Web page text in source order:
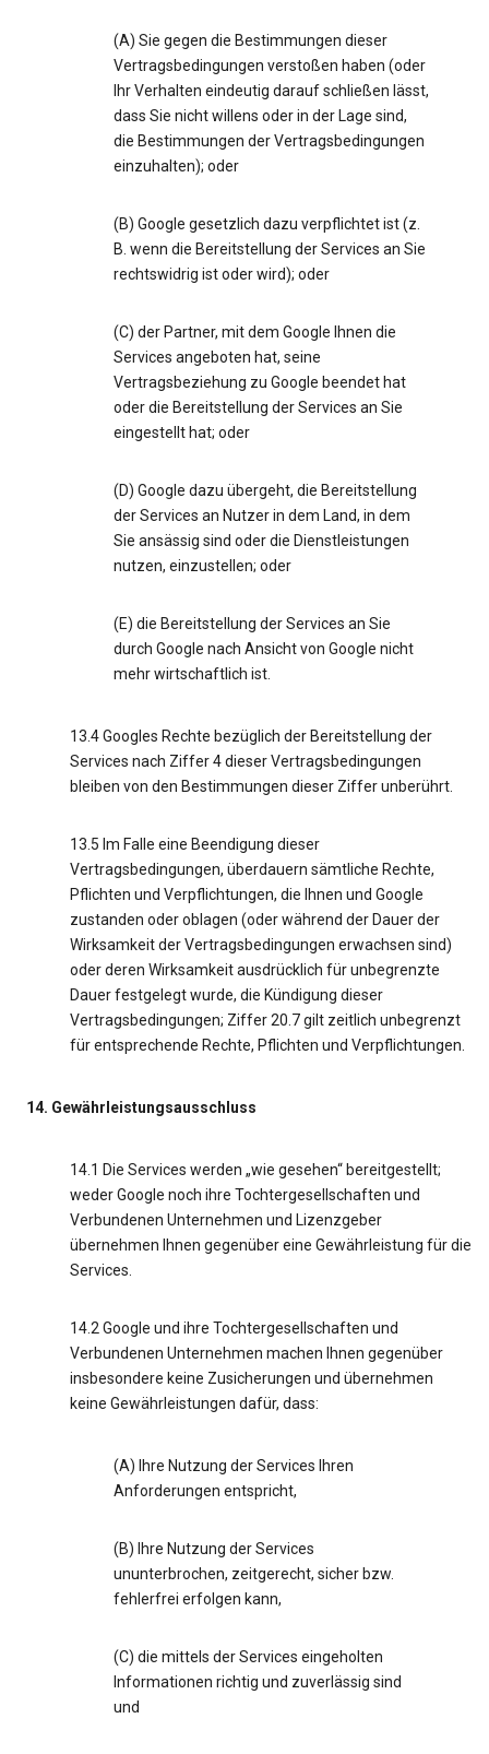
(A) Sie gegen die Bestimmungen dieser
Vertragsbedingungen verstoßen haben (oder
Ihr Verhalten eindeutig darauf schließen lässt,
dass Sie nicht willens oder in der Lage sind,
die Bestimmungen der Vertragsbedingungen
einzuhalten); oder
(B) Google gesetzlich dazu verpflichtet ist (z.
B. wenn die Bereitstellung der Services an Sie
rechtswidrig ist oder wird); oder
(C) der Partner, mit dem Google Ihnen die
Services angeboten hat, seine
Vertragsbeziehung zu Google beendet hat
oder die Bereitstellung der Services an Sie
eingestellt hat; oder
(D) Google dazu übergeht, die Bereitstellung
der Services an Nutzer in dem Land, in dem
Sie ansässig sind oder die Dienstleistungen
nutzen, einzustellen; oder
(E) die Bereitstellung der Services an Sie
durch Google nach Ansicht von Google nicht
mehr wirtschaftlich ist.
13.4 Googles Rechte bezüglich der Bereitstellung der
Services nach Ziffer 4 dieser Vertragsbedingungen
bleiben von den Bestimmungen dieser Ziffer unberührt.
13.5 Im Falle eine Beendigung dieser
Vertragsbedingungen, überdauern sämtliche Rechte,
Pflichten und Verpflichtungen, die Ihnen und Google
zustanden oder oblagen (oder während der Dauer der
Wirksamkeit der Vertragsbedingungen erwachsen sind)
oder deren Wirksamkeit ausdrücklich für unbegrenzte
Dauer festgelegt wurde, die Kündigung dieser
Vertragsbedingungen; Ziffer 20.7 gilt zeitlich unbegrenzt
für entsprechende Rechte, Pflichten und Verpflichtungen.
14. Gewährleistungsausschluss
14.1 Die Services werden „wie gesehen“ bereitgestellt;
weder Google noch ihre Tochtergesellschaften und
Verbundenen Unternehmen und Lizenzgeber
übernehmen Ihnen gegenüber eine Gewährleistung für die
Services.
14.2 Google und ihre Tochtergesellschaften und
Verbundenen Unternehmen machen Ihnen gegenüber
insbesondere keine Zusicherungen und übernehmen
keine Gewährleistungen dafür, dass:
(A) Ihre Nutzung der Services Ihren
Anforderungen entspricht,
(B) Ihre Nutzung der Services
ununterbrochen, zeitgerecht, sicher bzw.
fehlerfrei erfolgen kann,
(C) die mittels der Services eingeholten
Informationen richtig und zuverlässig sind
und